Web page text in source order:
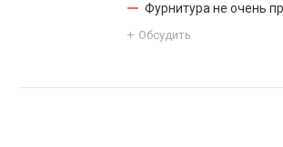
Фурнитура не очень
Обсудить